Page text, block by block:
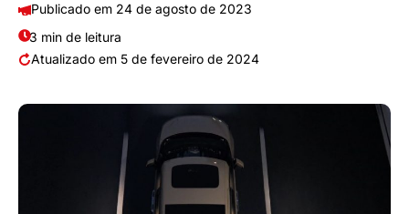
24 de agosto de 2023
3 min de leitura
5 de fevereiro de 2024